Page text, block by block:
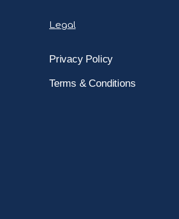
Legal
Privacy Policy
Terms & Conditions